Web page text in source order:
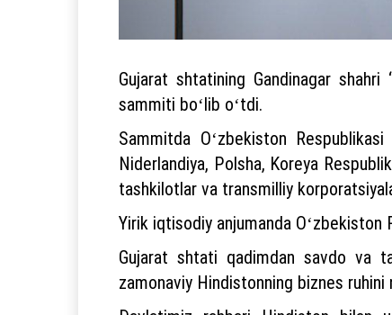
Gujarat shtatining Gandinagar
sammiti boʻlib oʻtdi.
Sammitda Oʻzbekiston
Niderlandiya, Polsha, Koreya
tashkilotlar va transmilliy
Yirik iqtisodiy anjumanda
Gujarat shtati qadimdan savdo va
zamonaviy Hindistonning biznes ruhini